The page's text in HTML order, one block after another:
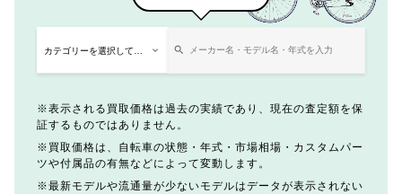
表示される買取価格は過去の実績であり、現在の査定額を保
証するものではありません。
買取価格は、自転車の状態・年式・市場相場・カスタムパー
ツや付属品の有無などによって変動します。
最新モデルや流通量が少ないモデルはデータが表示されない